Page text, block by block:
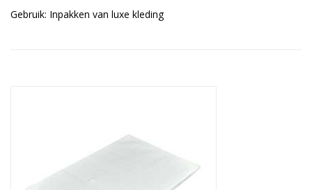
Gebruik: Inpakken van luxe kleding